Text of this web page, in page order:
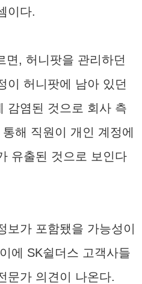
이다.
면, 허니팟을 관리하던
이 허니팟에 남아 있던
감염된 것으로 회사 측
해 직원이 개인 계정에
유출된 것으로 보인다
보가 포함됐을 가능성이
에 SK쉴더스 고객사들
문가 의견이 나온다.